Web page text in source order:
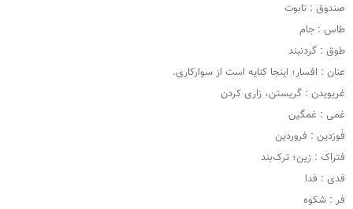
صندوق : تابوت
طاس : جام
طوق : گردنبند
عنان : افسار؛ اینجا کنایه است از سوارکاری.
غریویدن : گریستن، زاری کردن
غمی : غمگین
فَورَدین : فروردین
فتراک : زین؛ ترک‌بند
فدی : فدا
فر : شکوه